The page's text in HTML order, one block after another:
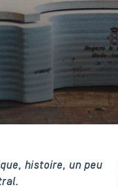
histoire, un peu